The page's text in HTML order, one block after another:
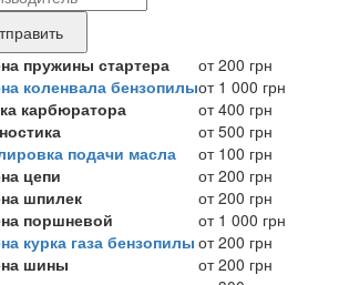
пружины стартера
от 200 грн
коленвала бензопилыот 1 000 грн
карбюратора
от 400 грн
от 500 грн
подачи масла
от 100 грн
цепи
от 200 грн
шпилек
от 200 грн
поршневой
от 1 000 грн
курка газа бензопилы от 200 грн
шины
от 200 грн